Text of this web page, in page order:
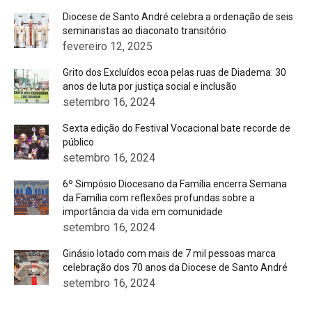
Diocese de Santo André celebra a ordenação de seis
seminaristas ao diaconato transitório
fevereiro 12, 2025
Grito dos Excluídos ecoa pelas ruas de Diadema: 30
anos de luta por justiça social e inclusão
setembro 16, 2024
Sexta edição do Festival Vocacional bate recorde de
público
setembro 16, 2024
6º Simpósio Diocesano da Família encerra Semana
da Família com reflexões profundas sobre a
importância da vida em comunidade
setembro 16, 2024
Ginásio lotado com mais de 7 mil pessoas marca
celebração dos 70 anos da Diocese de Santo André
setembro 16, 2024